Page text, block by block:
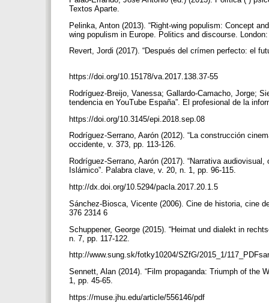
Textos Aparte.
Pelinka, Anton (2013). “Right-wing populism: Concept
wing populism in Europe. Politics and discourse.
Revert, Jordi (2017). “Después del crímen perfecto: el
https://doi.org/10.15178/va.2017.138.37-55
Rodríguez-Breijo, Vanessa; Gallardo-Camacho, Jorge;
tendencia en YouTube España”. El profesional de la
https://doi.org/10.3145/epi.2018.sep.08
Rodríguez-Serrano, Aarón (2012). “La construcción
occidente, v. 373, pp. 113-126.
Rodríguez-Serrano, Aarón (2017). “Narrativa
Islámico”. Palabra clave, v. 20, n. 1, pp. 96-115.
http://dx.doi.org/10.5294/pacla.2017.20.1.5
Sánchez-Biosca, Vicente (2006). Cine de historia, cine
376 2314 6
Schuppener, George (2015). “Heimat und dialekt in
n. 7, pp. 117-122.
http://www.sung.sk/fotky10204/SZfG/2015_1/
Sennett, Alan (2014). “Film propaganda: Triumph of the
1, pp. 45-65.
https://muse.jhu.edu/article/556146/pdf